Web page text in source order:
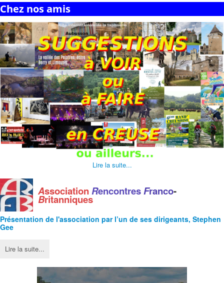
Chez nos amis
Lire la suite...
AssociationRencontresFranco-
Britanniques
Présentation de l'association par l’un de ses dirigeants, Stephen
Gee
Lire la suite...